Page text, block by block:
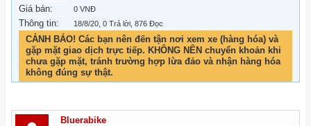
Giá bán: 0 VNĐ
Thông tin: 18/8/20 , 0 Trả lời, 876 Đọc
CẢNH BÁO! Các bạn nên đến tận nơi xem xe (hàng hóa) và
gặp mặt giao dịch trực tiếp. KHÔNG NÊN chuyển khoản khi
chưa gặp mặt, tránh trường hợp lừa đảo và nhận hàng hóa
không đúng sự thật.
Bluerabike